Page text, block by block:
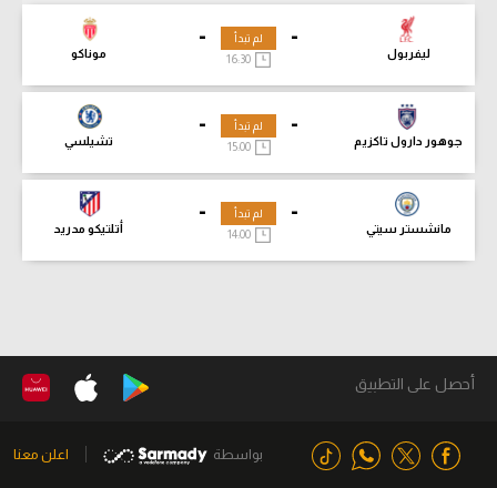
-
ليفربول
-
موناكو
لم تبدأ
-
جوهور دارول تاكزيم
-
تشيلسي
لم تبدأ
15:00
-
مانشستر سيتي
-
أتلتيكو مدريد
لم تبدأ
14:00
أحصل على التطبيق
بواسطة اعلن معنا